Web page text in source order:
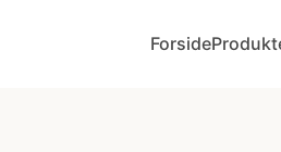
Forside